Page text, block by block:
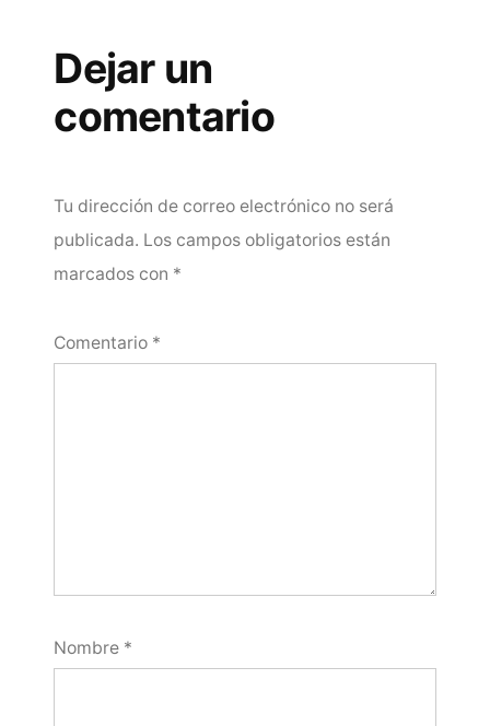
Dejar un
comentario
Tu dirección de correo electrónico no será
publicada. Los campos obligatorios están
marcados con *
Comentario *
Nombre *